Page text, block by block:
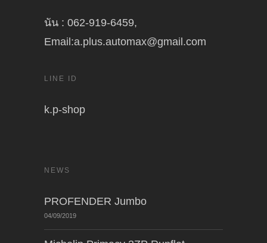
นัน : 062-919-6459,
Email:a.plus.automax@gmail.com
LINE ID
k.p-shop
NEWS
PROFENDER Jumbo
04/09/2019